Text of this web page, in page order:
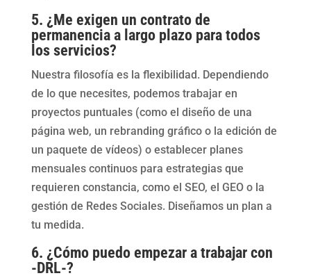
5. ¿Me exigen un contrato de
permanencia a largo plazo para todos
los servicios?
Nuestra filosofía es la flexibilidad. Dependiendo
de lo que necesites, podemos trabajar en
proyectos puntuales (como el diseño de una
página web, un rebranding gráfico o la edición de
un paquete de vídeos) o establecer planes
mensuales continuos para estrategias que
requieren constancia, como el SEO, el GEO o la
gestión de Redes Sociales. Diseñamos un plan a
tu medida.
6. ¿Cómo puedo empezar a trabajar con
-DRL-?